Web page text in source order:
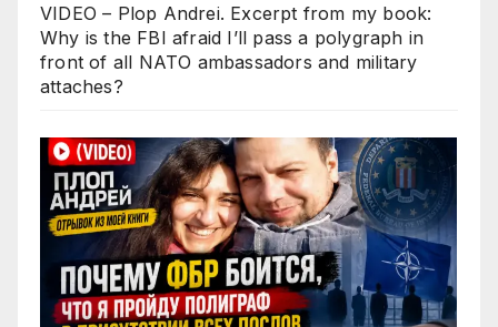
VIDEO – Plop Andrei. Excerpt from my book:
Why is the FBI afraid I’ll pass a polygraph in
front of all NATO ambassadors and military
attaches?